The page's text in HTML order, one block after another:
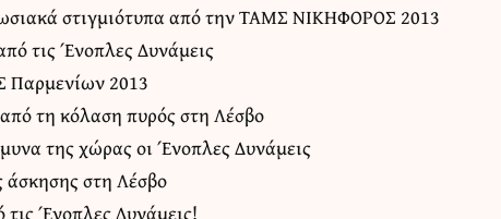
στιγμιότυπα από την ΤΑΜΣ ΝΙΚΗΦΟΡΟΣ 2013
τις Ένοπλες Δυνάμεις
Παρμενίων 2013
τη κόλαση πυρός στη Λέσβο
της χώρας οι Ένοπλες Δυνάμεις
στη Λέσβο
Ένοπλες Δυνάμεις!